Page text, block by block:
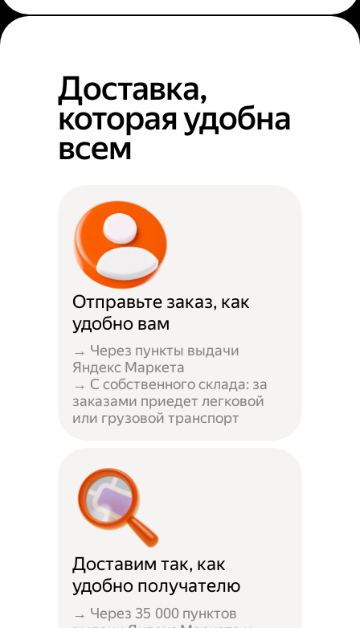
Доставка,
которая удобна
всем
Отправьте заказ, как
удобно вам
→ Через пункты выдачи
Яндекс Маркета
→ С собственного склада: за
заказами приедет легковой
или грузовой транспорт
Доставим так, как
удобно получателю
→ Через 35 000 пунктов